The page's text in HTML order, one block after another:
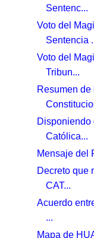
Sentenc...
Voto del
Sentencia
Voto del
Tribun...
Resumen de
Disponiendo
Católica...
Mensaje del
Decreto que
CAT...
Acuerdo
...
Mapa de